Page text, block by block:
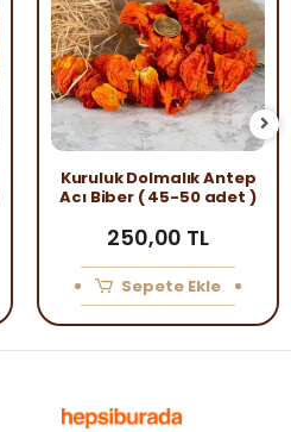
Kuruluk Dolmalık Antep
Acı Biber ( 45-50 adet )
250,00 TL
Sepete Ekle